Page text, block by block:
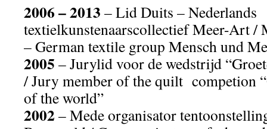
2006 – 2013 – Lid Duits – Nederlands
textielkunstenaarscollectief Meer-Art
– German textile group Mensch und
2005 – Jurylid voor de wedstrijd
/ Jury member of the quilt competion
of the world”
2002 – Mede organisator